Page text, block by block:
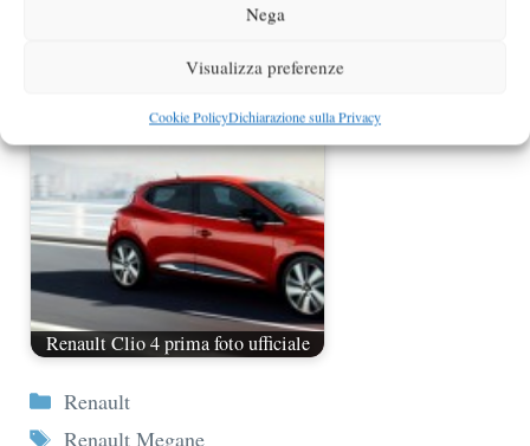
Nega
Visualizza preferenze
Cookie PolicyDichiarazione sulla Privacy
Renault Clio IV Estate si progetta
Renault Clio 4 prima foto ufficiale
Categorie
Renault
Tag
Renault Megane